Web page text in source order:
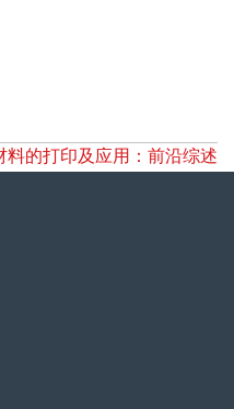
的打印及应用：前沿综述